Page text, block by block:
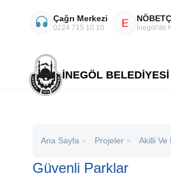
Çağrı Merkezi
0224 715 10 10 E İnegöl'de
İNEGÖL BELEDİYESİ
Ana Sayfa > Projeler > Akilli Ve
Güvenli Parklar